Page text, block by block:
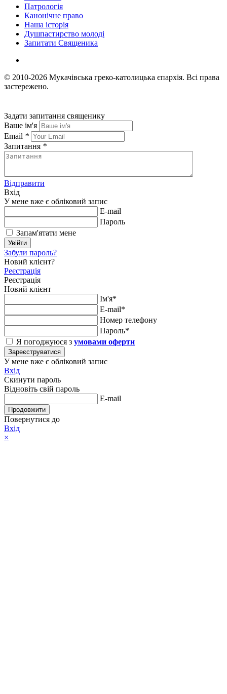
Патрологія
Канонічне право
Наша історія
Душпастирство молоді
Запитати Священика
© 2010-2026 Мукачівська греко-католицька єпархія. Всі права
застережено.
Задати запитання священику
Ваше ім'я
Email *
Запитання *
Відправити
Вхід
У мене вже є обліковий запис
E-mail
Пароль
Запам'ятати мене
Увійти
Забули пароль?
Новий клієнт?
Реєстрація
Реєстрація
Новий клієнт
Ім'я*
E-mail*
Номер телефону
Пароль*
Я погоджуюся з умовами оферти
Зареєструватися
У мене вже є обліковий запис
Вхід
Скинути пароль
Відновіть свій пароль
E-mail
Продовжити
Повернутися до
Вхід
×